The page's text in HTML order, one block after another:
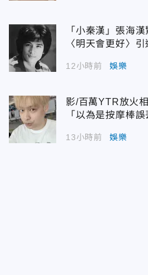
「小秦漢」張海
〈明天會更好〉引
12小時前 娛樂
影/百萬YTR放火
「以為是按摩棒
13小時前 娛樂